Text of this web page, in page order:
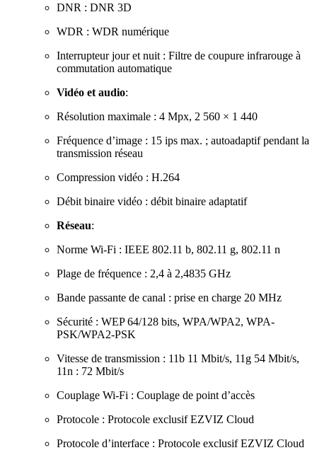
DNR : DNR 3D
WDR : WDR numérique
Interrupteur jour et nuit : Filtre de coupure infrarouge à
commutation automatique
Vidéo et audio:
Résolution maximale : 4 Mpx, 2 560 × 1 440
Fréquence d’image : 15 ips max. ; autoadaptif pendant la
transmission réseau
Compression vidéo : H.264
Débit binaire vidéo : débit binaire adaptatif
Réseau:
Norme Wi-Fi : IEEE 802.11 b, 802.11 g, 802.11 n
Plage de fréquence : 2,4 à 2,4835 GHz
Bande passante de canal : prise en charge 20 MHz
Sécurité : WEP 64/128 bits, WPA/WPA2, WPA-
PSK/WPA2-PSK
Vitesse de transmission : 11b 11 Mbit/s, 11g 54 Mbit/s,
11n : 72 Mbit/s
Couplage Wi-Fi : Couplage de point d’accès
Protocole : Protocole exclusif EZVIZ Cloud
Protocole d’interface : Protocole exclusif EZVIZ Cloud